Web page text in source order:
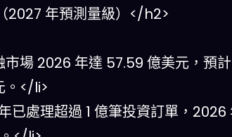
2027 年預測量級）</h2>
市場 2026 年達 57.59 億美元，預
。</li>
已處理超過 1 億筆投資訂單，